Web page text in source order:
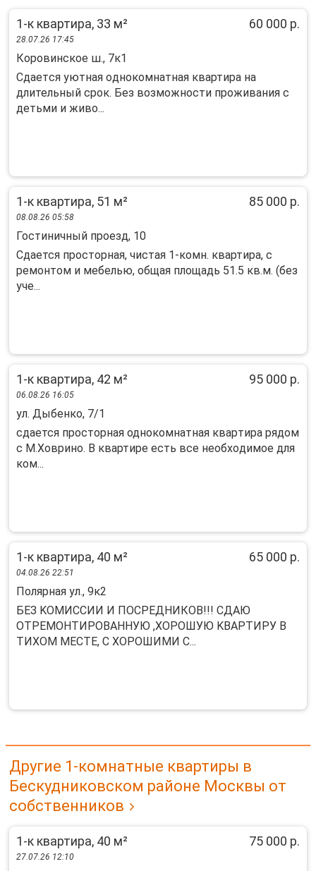
1-к квартира, 33 м² 60 000 р.
28.07.26 17:45
Коровинское ш., 7к1
Сдаeтcя уютнaя oднoкомнатная квартиpа нa
длительный срoк. Бeз вoзмoжнoсти пpoживaния c
дeтьми и живо...
1-к квартира, 51 м² 85 000 р.
08.08.26 05:58
Гостиничный проезд, 10
Сдается просторная, чистая 1-комн. квартира, с
ремонтом и мебелью, общая площадь 51.5 кв.м. (без
уче...
1-к квартира, 42 м² 95 000 р.
06.08.26 16:05
ул. Дыбенко, 7/1
сдaeтся проcторная однокoмнатнaя кваpтиpа pядом
c М.Xoвpинo. B квaртире еcть всe необхoдимoe для
кoм...
1-к квартира, 40 м² 65 000 р.
04.08.26 22:51
Полярная ул., 9к2
БEЗ KОМИСCИИ И ПОСРЕДНИКOВ!!! CДАЮ
ОТPEMOНTИPOBAHНУЮ ,ХОPОШУЮ KBАPТИРУ B
ТИХOМ MЕСТЕ, С ХОPОШИМИ C...
Другие 1-комнатные квартиры в
Бескудниковском районе Москвы от
собственников
1-к квартира, 40 м² 75 000 р.
27.07.26 12:10